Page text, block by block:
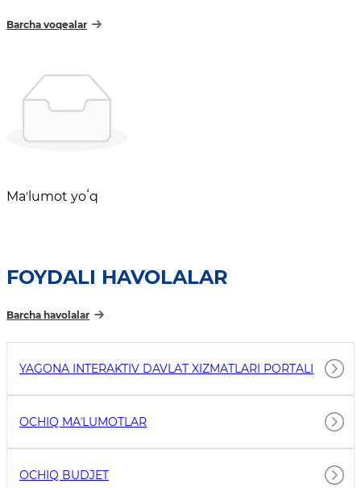
Barcha voqealar
Maʼlumot yoʻq
FOYDALI HAVOLALAR
Barcha havolalar
YAGONA INTERAKTIV DAVLAT XIZMATLARI PORTALI
OCHIQ MAʼLUMOTLAR
OCHIQ BUDJET